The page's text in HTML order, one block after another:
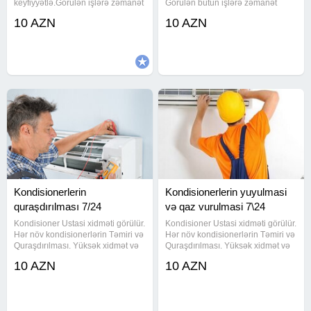
keyfiyyətlə.Görülən işlərə zəmanət
Sabuncu, Zabrat, Mastaga,
10 AZN
Görülən bütün işlərə zəmanət
yüksək səviyyədə təşkil
10 AZN
Kondisionerlerin
quraşdırılması 7/24
Kondisioner Ustasi xidməti görülür.
Hər növ kondisionerlərin Təmiri və
Quraşdırılması. Yüksək xidmət və
münasib kondisioer temiri xidməti
10 AZN
Kondisionerlerin yuyulmasi
və qaz vurulmasi 7\24
Kondisioner Ustasi xidməti görülür.
Hər növ kondisionerlərin Təmiri və
Quraşdırılması. Yüksək xidmət və
münasib kondisioer temiri xidməti
10 AZN